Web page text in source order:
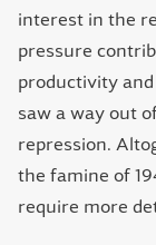
interest in the
pressure
productivity
saw a way out
repression.
the famine of
require more